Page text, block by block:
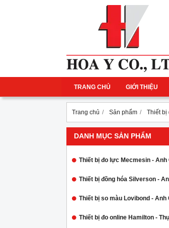
TRANG CHỦ GIỚI THIỆU
Trang chủ Sản phẩm Thiết bị
DANH MỤC SẢN PHẨM
Thiết bị đo lực Mecmesin - Anh
Thiết bị đồng hóa Silverson -
Thiết bị so màu Lovibond - Anh
Thiết bị đo online Hamilton -